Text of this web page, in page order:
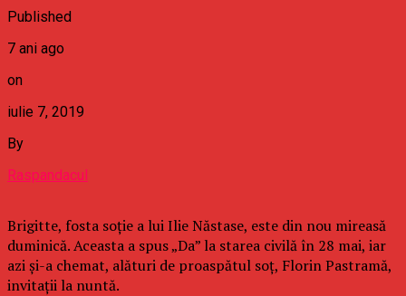
Published
7 ani ago
on
iulie 7, 2019
By
Raspandacul
Brigitte, fosta soţie a lui Ilie Năstase, este din nou mireasă
duminică. Aceasta a spus „Da” la starea civilă în 28 mai, iar
azi şi-a chemat, alături de proaspătul soţ, Florin Pastramă,
invitaţii la nuntă.